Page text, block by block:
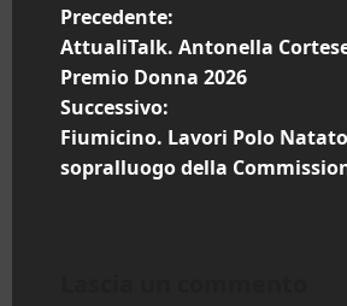
N
a
v
i
Precedente:
AttualiTalk. Antonella
Premio Donna 2026
Successivo:
Fiumicino. Lavori Polo
sopralluogo della